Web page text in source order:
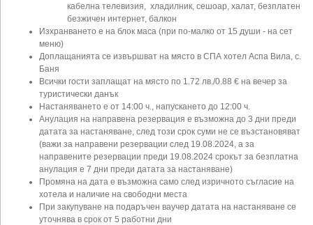
кабелна телевизия, хладилник, сешоар, халат, безплатен
безжичен интернет, балкон
Изхранването е на блок маса (при по-малко от 15 души - на сет
меню)
Доплащанията се извършват на място в СПА хотел Аспа Вила, с.
Баня
Всички гости заплащат на място по 1.72 лв./0.88 € на вечер за
туристически данък
Настаняването е от 14:00 ч., напускането до 12:00 ч.
Анулация на направена резервация е възможна до 3 дни преди
датата за настаняване, след този срок суми не се възстановяват
(важи за направени резервации след 19.08.2024, а за
направените резервации преди 19.08.2024 срокът за безплатна
анулация е 7 дни преди датата за настаняване)
Промяна на дата е възможна само след изричното съгласие на
хотела и наличие на свободни места
При закупуване на подаръчен ваучер датата на настаняване се
уточнява в срок от 5 работни дни